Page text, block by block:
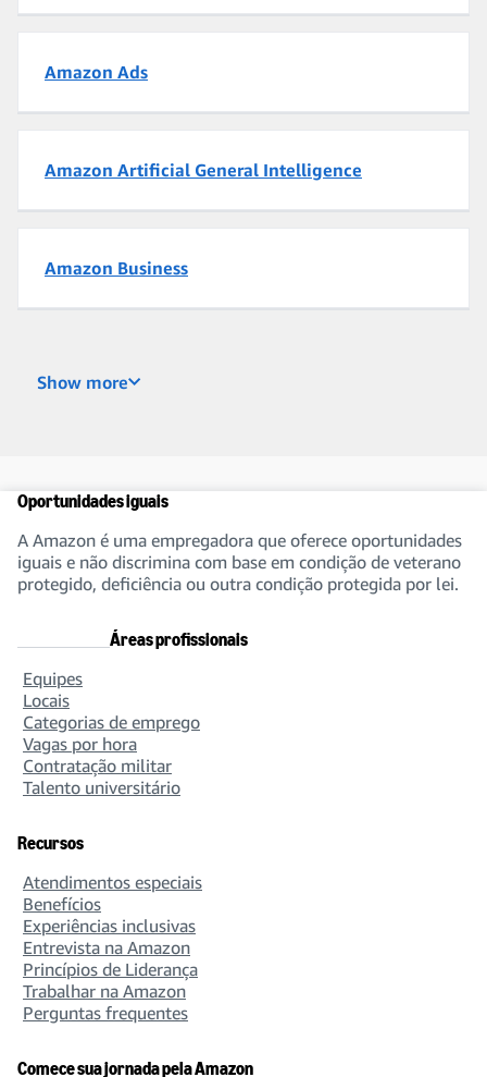
Amazon Ads
Amazon Artificial General Intelligence
Amazon Business
Amazon Legal
Amazon Security
Amazon Web Services
Business and Corporate Development
Show more
Oportunidades iguais
A Amazon é uma empregadora que oferece oportunidades
iguais e não discrimina com base em condição de veterano
protegido, deficiência ou outra condição protegida por lei.
Áreas profissionais
Equipes
Locais
Categorias de emprego
Vagas por hora
Contratação militar
Talento universitário
Recursos
Atendimentos especiais
Benefícios
Experiências inclusivas
Entrevista na Amazon
Princípios de Liderança
Trabalhar na Amazon
Perguntas frequentes
Comece sua jornada pela Amazon